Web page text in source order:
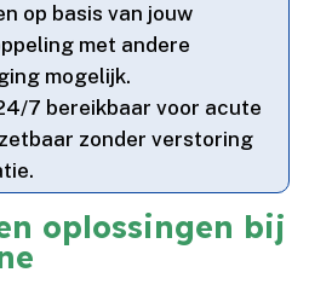
op basis van jouw
met andere
mogelijk.​
7 bereikbaar voor acute
zonder verstoring
oplossingen bij